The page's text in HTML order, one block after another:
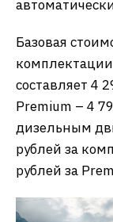
Базовая
составляет 4
Premium – 4
дизельным
рублей за
рублей за